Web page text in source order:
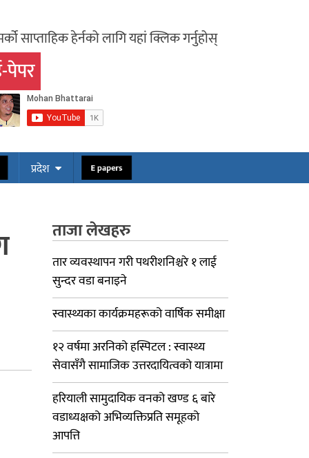
साप्ताहिक हेर्नको लागि यहां क्लिक गर्नुहोस्
पेपर
प्रदेश E papers
ताजा लेखहरु
तार व्यवस्थापन गरी पथरीशनिश्चरे १ लाई
सुन्दर वडा बनाइने
स्वास्थ्यका कार्यक्रमहरूको वार्षिक समीक्षा
१२ वर्षमा अरनिको हस्पिटल : स्वास्थ्य
सेवासँगै सामाजिक उत्तरदायित्वको यात्रामा
हरियाली सामुदायिक वनको खण्ड ६ बारे
वडाध्यक्षको अभिव्यक्तिप्रति समूहको
आपत्ति